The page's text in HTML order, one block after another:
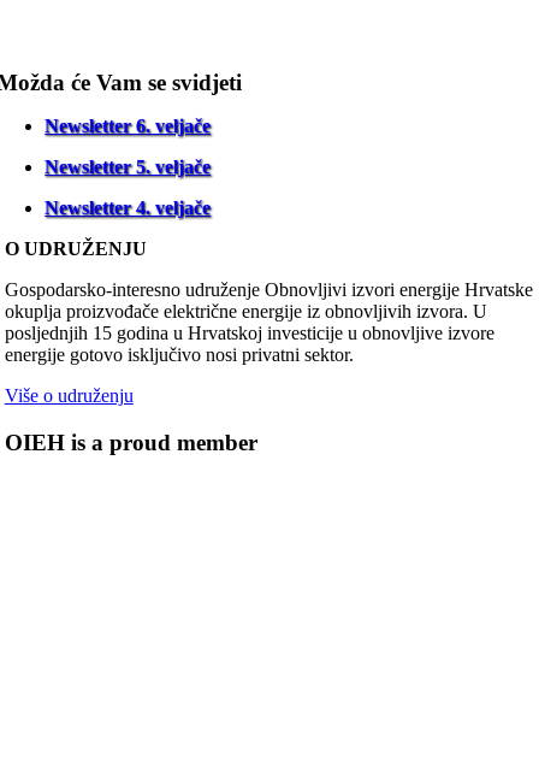
će Vam se svidjeti
Newsletter 6. veljače
Newsletter 5. veljače
Newsletter 4. veljače
O UDRUŽENJU
Gospodarsko-interesno udruženje Obnovljivi izvori energije Hrvatske
okuplja proizvođače električne energije iz obnovljivih izvora. U
posljednjih 15 godina u Hrvatskoj investicije u obnovljive izvore
energije gotovo isključivo nosi privatni sektor.
Više o udruženju
OIEH is a proud member